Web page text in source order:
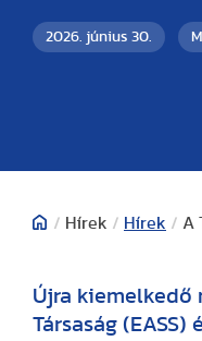
2026. június 30.
/ Hírek / Hírek / A
Újra kiemelkedő
Társaság